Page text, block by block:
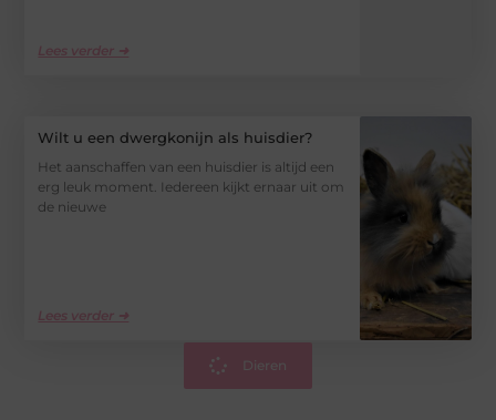
Lees verder ➜
Wilt u een dwergkonijn als huisdier?
Het aanschaffen van een huisdier is altijd een
erg leuk moment. Iedereen kijkt ernaar uit om
de nieuwe
Lees verder ➜
Dieren